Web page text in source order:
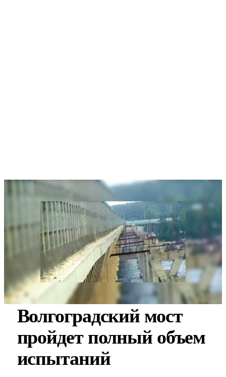
Волгоградский мост
пройдет полный объем
испытаний